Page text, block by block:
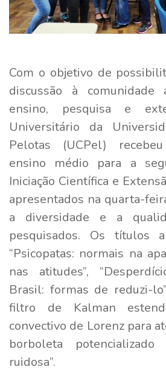
Com o objetivo de
discussão à comunidade
ensino, pesquisa e
Universitário da
Pelotas (UCPel)
ensino médio para a
Iniciação Científica e
apresentados na quarta-
a diversidade e a
pesquisados. Os títulos
“Psicopatas: normais na
nas atitudes”,
Brasil: formas de reduzi-
filtro de Kalman
convectivo de Lorenz para
borboleta
ruidosa”.